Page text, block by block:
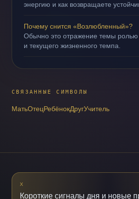
энергию и как возвращаете
Почему снится «Возлюбленный»?
Обычно это отражение темы ролью
и текущего жизненного темпа.
СВЯЗАННЫЕ СИМВОЛЫ
МатьОтецРебёнокДругУчитель
X
Короткие сигналы дня и новые